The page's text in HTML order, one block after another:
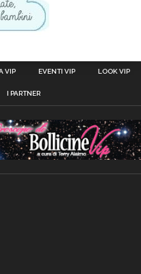
VIP EVENTI VIP LOOK VIP
I PARTNER